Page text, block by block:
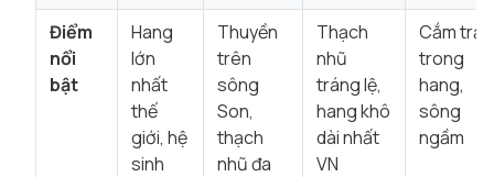
Điểm
nổi
bật
Hang
lớn
nhất
thế
giới, hệ
sinh
Thuyền
trên
sông
Son,
thạch
nhũ đa
Thạch
nhũ
tráng lệ,
hang khô
dài nhất
VN
Cắm trại
trong
hang,
sông
ngầm